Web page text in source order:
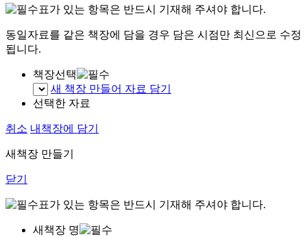
표가 있는 항목은 반드시 기재해 주셔야 합니다.
동일자료를 같은 책장에 담을 경우 담은 시점만 최신으로 수정
됩니다.
책장선택
새 책장 만들어 자료 담기
선택한 자료
취소 내책장에 담기
새책장 만들기
닫기
표가 있는 항목은 반드시 기재해 주셔야 합니다.
새책장 명